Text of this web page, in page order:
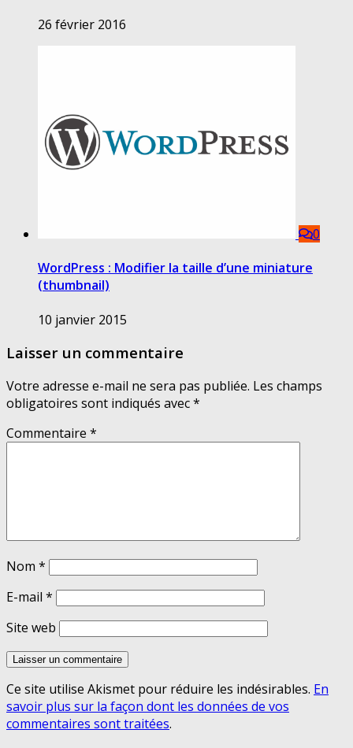
26 février 2016
0
WordPress : Modifier la taille d’une miniature
(thumbnail)
10 janvier 2015
Laisser un commentaire
Votre adresse e-mail ne sera pas publiée. Les champs
obligatoires sont indiqués avec*
Commentaire *
Nom *
E-mail *
Site web
Ce site utilise Akismet pour réduire les indésirables. En
savoir plus sur la façon dont les données de vos
commentaires sont traitées.